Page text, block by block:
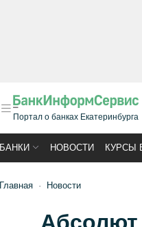
Портал о банках Екатеринбурга
БАНКИ НОВОСТИ КУРСЫ
Главная Новости